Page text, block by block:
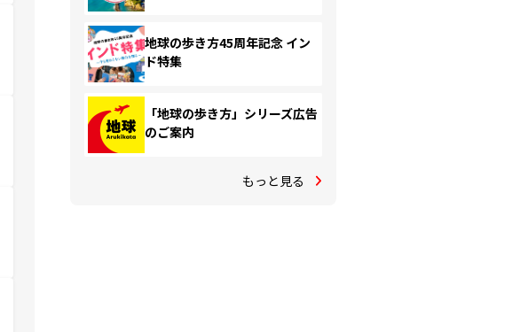
地球の歩き方45周年記念 イン
ド特集
「地球の歩き方」シリーズ広告
のご案内
もっと見る